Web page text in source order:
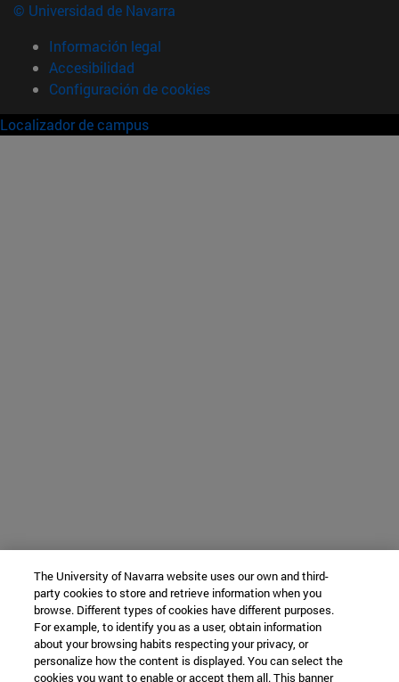
© Universidad de Navarra
Información legal
Accesibilidad
Configuración de cookies
Localizador de campus
The University of Navarra website uses our own and third-
party cookies to store and retrieve information when you
browse. Different types of cookies have different purposes.
For example, to identify you as a user, obtain information
about your browsing habits respecting your privacy, or
personalize how the content is displayed. You can select the
cookies you want to enable or accept them all. This banner